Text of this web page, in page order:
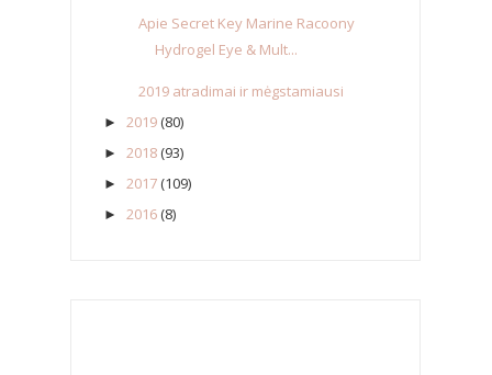
Apie Secret Key Marine Racoony
Hydrogel Eye & Mult...
2019 atradimai ir mėgstamiausi
► 2019 (80)
► 2018 (93)
► 2017 (109)
► 2016 (8)